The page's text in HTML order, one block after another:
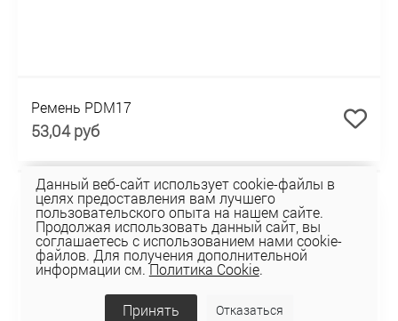
Ремень PDM17
53,04 руб
Данный веб-сайт использует cookie-файлы в
целях предоставления вам лучшего
пользовательского опыта на нашем сайте.
Продолжая использовать данный сайт, вы
соглашаетесь с использованием нами cookie-
файлов. Для получения дополнительной
информации см.Политика Cookie.
Принять Отказаться